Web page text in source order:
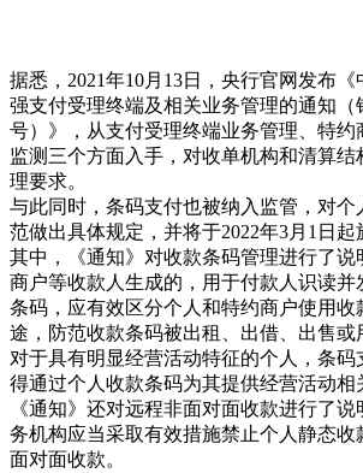
据悉，2021年10月13日，央行官网发布
强支付受理终端及相关业务管理的通知（
号）》，从支付受理终端业务管理、特约
监测三个方面入手，对收单机构和清算结
理要求。
与此同时，条码支付也被纳入监管，对个
范做出具体规定，并将于2022年3月1日起
其中，《通知》对收款条码管理进行了说
商户等收款人生成的，用于付款人识读并
条码，应有效区分个人和特约商户使用收
途，防范收款条码被出租、出借、出售或
对于具有明显经营活动特征的个人，条码
得通过个人收款条码为其提供经营活动相
《通知》还对远程非面对面收款进行了
务机构应当采取有效措施禁止个人静态收
面对面收款。